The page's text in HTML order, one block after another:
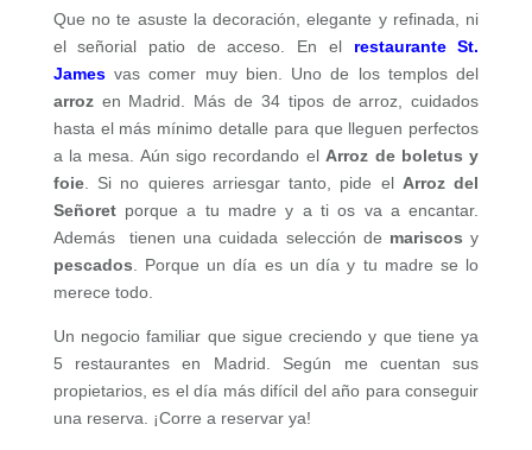
Que no te asuste la decoración, elegante y refinada, ni
el señorial patio de acceso. En el restaurante St.
Jamesvas comer muy bien. Uno de los templos del
arrozen Madrid. Más de 34 tipos de arroz, cuidados
hasta el más mínimo detalle para que lleguen perfectos
a la mesa. Aún sigo recordando elArroz de boletus y
foie. Si no quieres arriesgar tanto, pide el Arroz del
Señoretporque a tu madre y a ti os va a encantar.
Además tienen una cuidada selección de mariscos y
pescados. Porque un día es un día y tu madre se lo
merece todo.
Un negocio familiar que sigue creciendo y que tiene ya
5 restaurantes en Madrid. Según me cuentan sus
propietarios, es el día más difícil del año para conseguir
una reserva. ¡Corre a reservar ya!